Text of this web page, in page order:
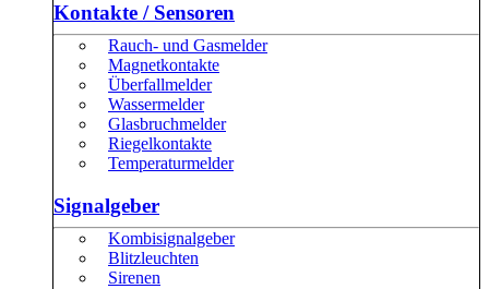
Kontakte / Sensoren
Rauch- und Gasmelder
Magnetkontakte
Überfallmelder
Wassermelder
Glasbruchmelder
Riegelkontakte
Temperaturmelder
Signalgeber
Kombisignalgeber
Blitzleuchten
Sirenen